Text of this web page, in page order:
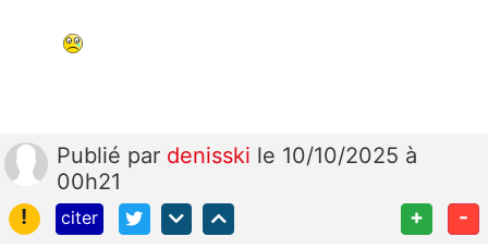
Publié par denisski le 10/10/2025 à
00h21
!
citer + -